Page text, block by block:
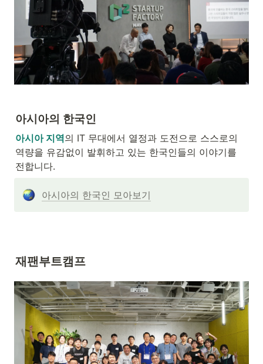
아시아의 한국인
아시아 지역의 IT 무대에서 열정과 도전으로 스스로의
역량을 유감없이 발휘하고 있는 한국인들의 이야기를
전합니다.
아시아의 한국인 모아보기
재팬부트캠프